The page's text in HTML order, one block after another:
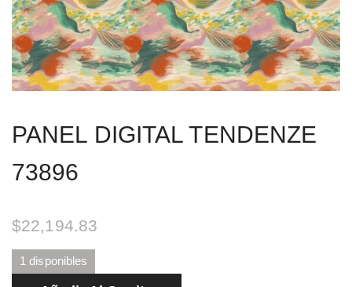
PANEL DIGITAL TENDENZE
73896
$22,194.83
1 disponibles
PANEL